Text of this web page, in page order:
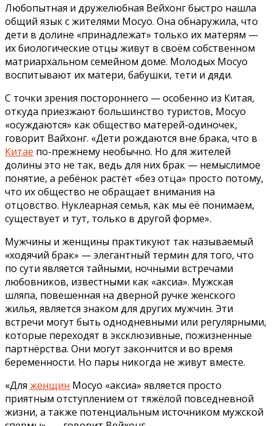
Любопытная и дружелюбная Вейхонг быстро нашла
общий язык с жителями Мосуо. Она обнаружила, что
дети в долине «принадлежат» только их матерям —
их биологические отцы живут в своём собственном
матриархальном семейном доме. Молодых Мосуо
воспитывают их матери, бабушки, тети и дяди.
С точки зрения постороннего — особенно из Китая,
откуда приезжают большинство туристов, Мосуо
«осуждаются» как общество матерей-одиночек,
говорит Вайхонг. «Дети рождаются вне брака, что в
Китае по-прежнему необычно. Но для жителей
долины это не так, ведь для них брак — немыслимое
понятие, а ребёнок растёт «без отца» просто потому,
что их общество не обращает внимания на
отцовство. Нуклеарная семья, как мы её понимаем,
существует и тут, только в другой форме».
Мужчины и женщины практикуют так называемый
«ходячий брак» — элегантный термин для того, что
по сути является тайными, ночными встречами
любовников, известными как «аксиа». Мужская
шляпа, повешенная на дверной ручке женского
жилья, является знаком для других мужчин. Эти
встречи могут быть однодневными или регулярными,
которые переходят в эксклюзивные, пожизненные
партнёрства. Они могут закончится и во время
беременности. Но пары никогда не живут вместе.
«Для женщин Мосуо «аксиа» является просто
приятным отступлением от тяжёлой повседневной
жизни, а также потенциальным источником мужской